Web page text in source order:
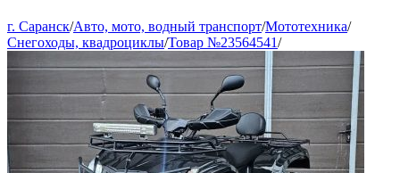
г. Саранск/Авто, мото, водный транспорт/Мототехника/
Снегоходы, квадроциклы/Товар №23564541/